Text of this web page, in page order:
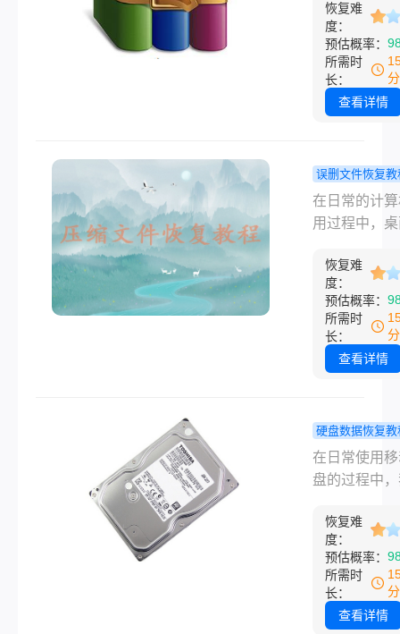
到不小心误
要的压缩文
况。这些误
会导致我们
贵的数据或
在本文中，
您介绍几种
的压缩文件
速恢复方法。
恢复难
度：
预估概率：
所需时
长：
查看详情
误删文件恢复教
面的压缩文
删除了怎么
法供您选择
在日常的计
用过程中，
最频繁访问
的。其中，
件作为一种
文件类型，
含了大量的
心删除了桌
压缩文件，
会带来不小
烦。幸运的
几种方法可
我们恢复被
桌面压缩文
么桌面的压
被删除了怎
呢？本文将
恢复难
度：
预估概率：
所需时
长：
查看详情
硬盘数据恢复教
动硬盘中已
的文件怎么
法简单易学
在日常使用
盘的过程中
或其他原因
删除了重要
件。当面临
况时，许多
会感到无助
恢复难
度：
预估概率：
所需时
长：
查看详情